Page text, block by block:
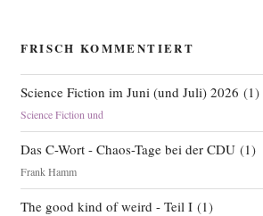
FRISCH KOMMENTIERT
Science Fiction im Juni (und Juli) 2026 (1)
Science Fiction und
Das C-Wort - Chaos-Tage bei der CDU(1)
Frank Hamm
The good kind of weird - Teil I(1)